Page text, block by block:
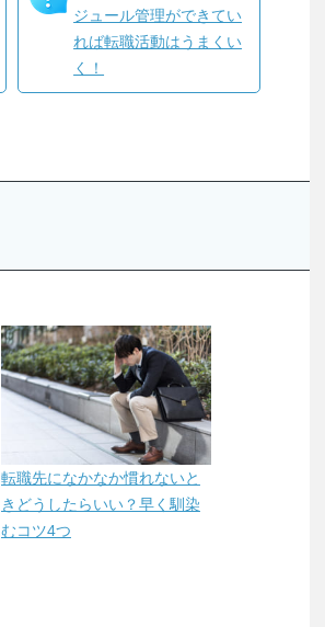
ジュール管理ができてい
れば転職活動はうまくい
く！
転職先になかなか慣れないと
きどうしたらいい？早く馴染
むコツ4つ